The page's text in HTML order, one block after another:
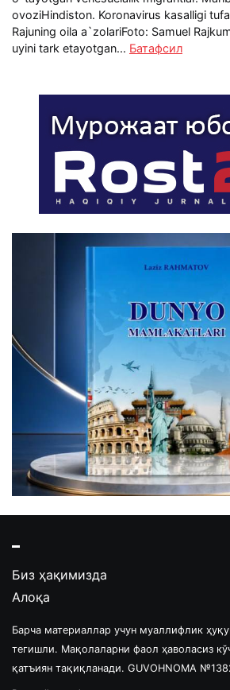
ovoziHindiston. Koronavirus kasalligi
Rajuning oila a`zolariFoto: Samuel
uyini tark etayotgan... Батафсил
Биз ҳақимизда
Алоқа
Барча материаллар учун муаллифлик
тегишли. Мақолаларни фаол ҳаволасиз
қатъиян тақиқланади. GUVOHNOMA